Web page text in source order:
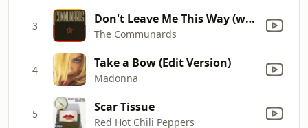
3 Don't Leave Me This Way (with Sarah Jane Morris) [feat. Sarah Jane Morris]
The Communards
4 Take a Bow (Edit Version)
Madonna
5 Scar Tissue
Red Hot Chili Peppers